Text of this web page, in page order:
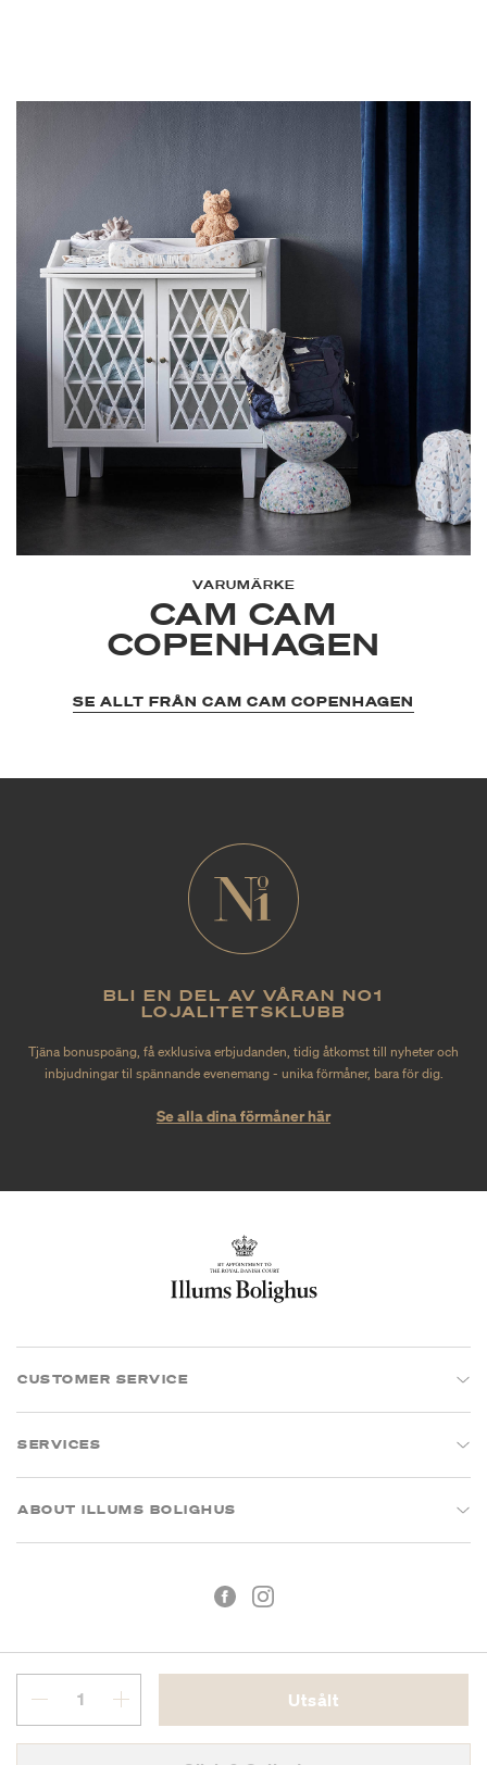
Utsålt
VARUMÄRKE
CAM CAM
COPENHAGEN
SE ALLT FRÅN CAM CAM COPENHAGEN
BLI EN DEL AV VÅRAN NO1
LOJALITETSKLUBB
Tjäna bonuspoäng, få exklusiva erbjudanden, tidig åtkomst till nyheter och
inbjudningar til spännande evenemang - unika förmåner, bara för dig.
Se alla dina förmåner här
CUSTOMER SERVICE
SERVICES
ABOUT ILLUMS BOLIGHUS